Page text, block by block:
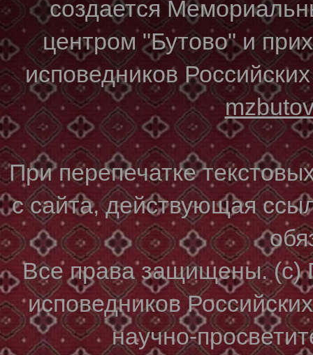
создается
центром "Бутово" и
исповедников
При перепечатке
с сайта, действующая
Все права защищены. (с)
исповедников
научно-